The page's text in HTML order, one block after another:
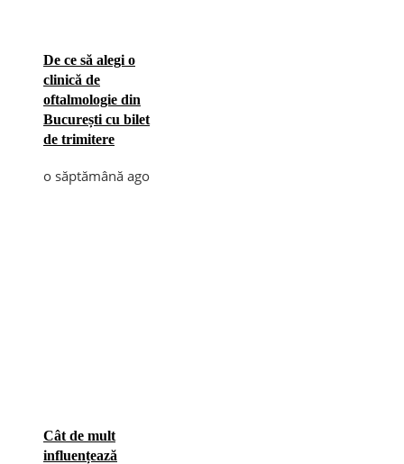
De ce să alegi o
clinică de
oftalmologie din
București cu bilet
de trimitere
o săptămână ago
Cât de mult
influențează